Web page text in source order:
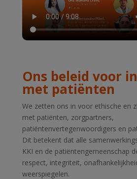
Ons beleid voor
met patiënten
We zetten ons in voor ethische en
met patiënten, zorgpartners,
patiëntenvertegenwoordigers en
Dit betekent dat alle
KKI en de patiëntengemeenschap
respect, integriteit,
weerspiegelen.